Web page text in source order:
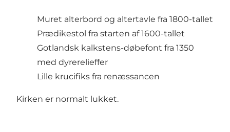
Muret alterbord og altertavle fra 1800-tallet
Prædikestol fra starten af 1600-tallet
Gotlandsk kalkstens-døbefont fra 1350
med dyrerelieffer
Lille krucifiks fra renæssancen
Kirken er normalt lukket.